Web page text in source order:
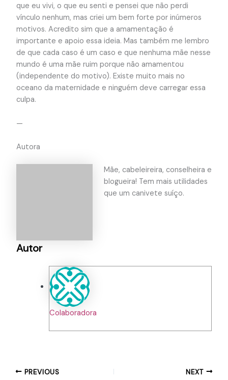
que eu vivi, o que eu senti e pensei que não perdi
vínculo nenhum, mas criei um bem forte por inúmeros
motivos. Acredito sim que a amamentação é
importante e apoio essa ideia. Mas também me lembro
de que cada caso é um caso e que nenhuma mãe nesse
mundo é uma mãe ruim porque não amamentou
(independente do motivo). Existe muito mais no
oceano da maternidade e ninguém deve carregar essa
culpa.
—
Autora
Mãe, cabeleireira, conselheira e
blogueira! Tem mais utilidades
que um canivete suíço.
Autor
Colaboradora
PREVIOUS NEXT